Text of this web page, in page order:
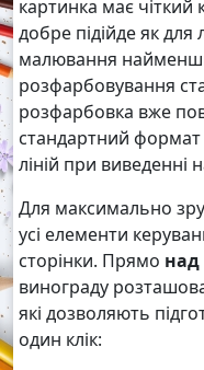
картинка має
добре підійде як
малювання
розфарбовування
розфарбовка вже
стандартний формат
ліній при виведенні
Для максимально
усі елементи
сторінки. Прямо
винограду
які дозволяють
один клік: